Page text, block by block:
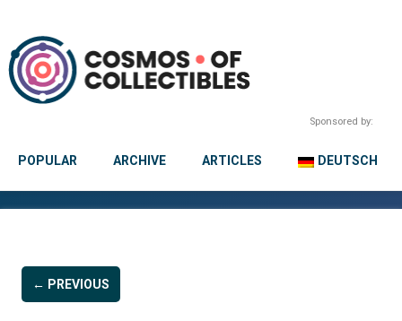
Sponsored by:
POPULAR ARCHIVE ARTICLES DEUTSCH
← PREVIOUS